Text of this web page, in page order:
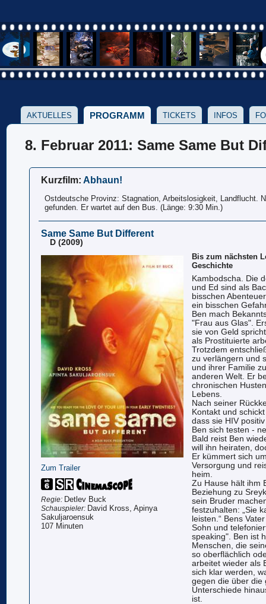
AKTUELLES PROGRAMM TICKETS INFOS
8. Februar 2011: Same Same But
Kurzfilm:Abhaun!
Ostdeutsche Provinz: Stagnation, Arbeitslosigkeit, Landflucht.
gefunden. Er wartet auf den Bus. (Länge: 9:30 Min.)
Same Same But Different
D (2009)
Zum Trailer
Regie: Detlev Buck
Schauspieler: David Kross, Apinya
Sakuljaroensuk
107 Minuten
Bis zum nächsten
Geschichte
Kambodscha. Die
und Ed sind als
bisschen
ein bisschen
Ben mach
"Frau aus Glas".
sie von Geld
als Prostituierte
Trotzdem
zu verlängern und
und ihrer Familie
anderen Welt. Er
chronischen
Lebens.
Nach seiner
Kontakt und
dass sie HIV
Ben sich testen -
Bald reist Ben
will ihn heiraten,
Er kümmert sich
Versorgung und
heim.
Zu Hause hält ihm
Beziehung zu
sein Bruder
festzuhalten: „Sie
leisten.“ Bens
Sohn und
speaking". Ben ist
Menschen, die
so oberflächlich
arbeitet wieder als
sich klar werden,
gegen die über die
Unterschiede
ist.